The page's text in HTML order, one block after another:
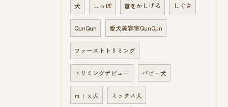
犬 しっぽ 首をかしげる しぐさ
QunQun 愛犬美容室QunQun
ファーストトリミング
トリミングデビュー パピー犬
ｍｉｘ犬 ミックス犬